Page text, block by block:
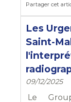
Partager cet
Les
Saint-
09/12/2025
Le